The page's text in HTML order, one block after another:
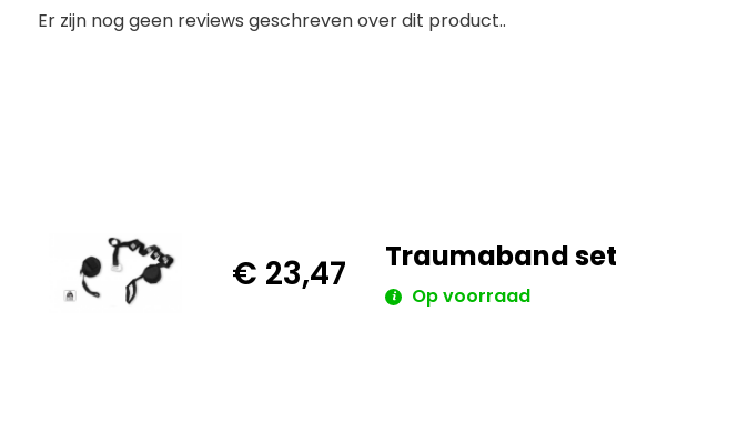
Er zijn nog geen reviews geschreven over dit product..
€ 23,47 Traumaband set
Op voorraad